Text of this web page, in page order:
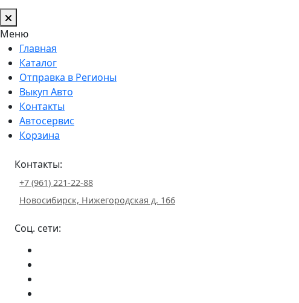
Меню
Главная
Каталог
Отправка в Регионы
Выкуп Авто
Контакты
Автосервис
Корзина
Контакты:
+7 (961) 221-22-88
Новосибирск, Нижегородская д. 166
Соц. сети: